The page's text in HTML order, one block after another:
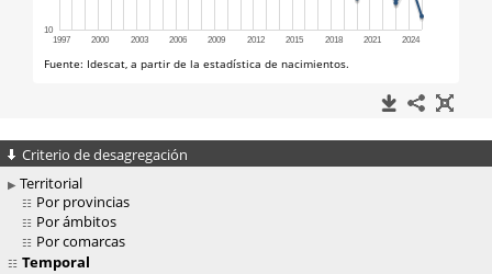
Criterio de desagregación
Territorial
Por provincias
Por ámbitos
Por comarcas
Temporal